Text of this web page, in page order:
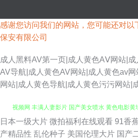
感谢您访问我们的网站，您可能还对以
保安有限公司
成人黑料AV第一页|成人黄色AⅤ网站|
AV导航|成人黄色AV网站|成人黄色av
网站|成人黄色导航|成人黄色污污网站|
五月丁香色图 女同肛交动漫 91韩国成人TV Av
日本一级大片 微拍福利在线观看 91香
产精品性 乱伦种子 美国伦理大片 国产